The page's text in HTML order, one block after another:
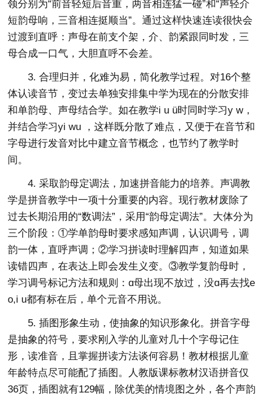
领分别为“前音轻短后音重，两音相连猛一碰”和“声轻介
短韵母响，三音相连挺顺当”。通过这样快速连读很快会
过渡到直呼：声母在前支个架，介、韵紧跟同时发，三
母合成一口气，大胆直呼不会差。
3. 合理归并，化难为易，简化教学过程。对16个整
体认读音节，变过去单独安排集中学为现在的分散安排
和单韵母、声母结合学。如在教学i u ü时同时学习y w，
并结合学习yi wu ，这样既分散了难点，又便于在音节和
字母进行发音对比中建立音节概念，也节约了教学时
间。
4. 采取韵母定调法，加速拼音能力的培养。声调教
学是拼音教学中一项十分重要的内容。现行教材废除了
过去长期沿用的“数调法”，采用“韵母定调法”。大体分为
三个阶段：①学单韵母时要求感知声调，认识调号，调
韵一体，直呼声调；②学习拼读时理解四声，知道如果
读错四声，在表达上即会发生义变。③教学复韵母时，
学习调号标记方法和规则：ɑ母出现不放过，没ɑ再去找e
o,i u都有标在后，单个元音不用说。
5. 插图形象生动，使抽象的知识形象化。拼音字母
是抽象的符号，要求刚入学的儿童对几十个字母记住
形，读准音，且掌握拼读方法谈何容易！教材根据儿童
年龄特点尽可能配了插图。人教版课标教材汉语拼音仅
36页，插图就有129幅，除优美的情境图之外，各个声韵